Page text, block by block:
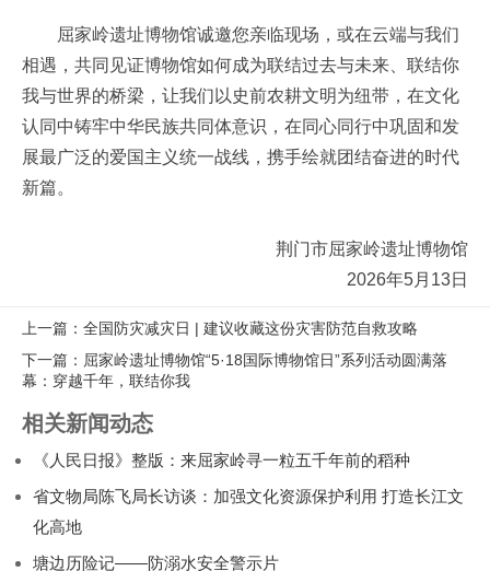
屈家岭遗址博物馆诚邀您亲临现场，或在云端与我们
相遇，共同见证博物馆如何成为联结过去与未来、联结你
我与世界的桥梁，让我们以史前农耕文明为纽带，在文化
认同中铸牢中华民族共同体意识，在同心同行中巩固和发
展最广泛的爱国主义统一战线，携手绘就团结奋进的时代
新篇。
荆门市屈家岭遗址博物馆
2026年5月13日
上一篇：全国防灾减灾日 | 建议收藏这份灾害防范自救攻略
下一篇：屈家岭遗址博物馆“5·18国际博物馆日”系列活动圆满落
幕：穿越千年，联结你我
相关新闻动态
《人民日报》整版：来屈家岭寻一粒五千年前的稻种
省文物局陈飞局长访谈：加强文化资源保护利用 打造长江文
化高地
塘边历险记——防溺水安全警示片